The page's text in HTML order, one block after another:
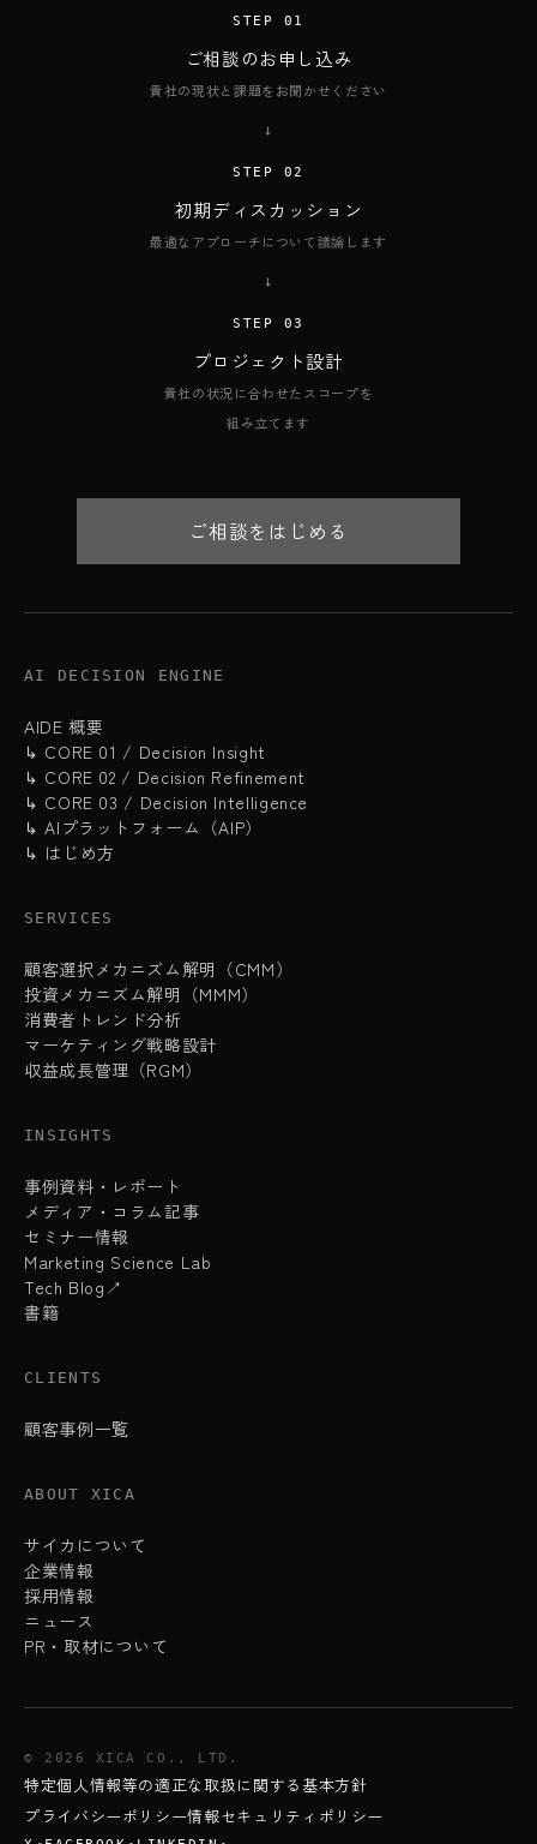
STEP 01
ご相談のお申し込み
貴社の現状と課題をお聞かせください
→
STEP 02
初期ディスカッション
最適なアプローチについて議論します
→
STEP 03
プロジェクト設計
貴社の状況に合わせたスコープを
組み立てます
ご相談をはじめる
AI DECISION ENGINE
AIDE 概要
↳ CORE 01 / Decision Insight
↳ CORE 02 / Decision Refinement
↳ CORE 03 / Decision Intelligence
↳ AIプラットフォーム（AIP）
↳ はじめ方
SERVICES
顧客選択メカニズム解明（CMM）
投資メカニズム解明（MMM）
消費者トレンド分析
マーケティング戦略設計
収益成長管理（RGM）
INSIGHTS
事例資料・レポート
メディア・コラム記事
セミナー情報
Marketing Science Lab
Tech Blog↗
書籍
CLIENTS
顧客事例一覧
ABOUT XICA
サイカについて
企業情報
採用情報
ニュース
PR・取材について
© 2026 XICA CO., LTD.
特定個人情報等の適正な取扱に関する基本方針
プライバシーポリシー情報セキュリティポリシー